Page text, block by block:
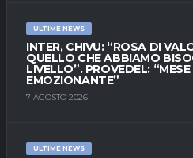
ULTIME NEWS
INTER, CHIVU: “ROSA DI
QUELLO CHE ABBIAMO
LIVELLO”. PROVEDEL:
EMOZIONANTE”
7 AGOSTO 2026
ULTIME NEWS